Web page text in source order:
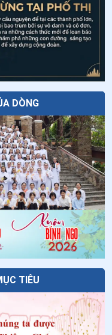
Đa Minh
và Xê-xi-li-a
và 48 anh em tử đạo
bê Sa-lô-môn
A-nô và các bạn
a Ba-tô-lô-mê-ô Ba-
Phơ-ran-si
ba Ri-ê-ti
Ma-ri-a Cô-mi-ê
ghi-ta
DÒNG
cầu nguyện khi đang
thường niên
TIÊU